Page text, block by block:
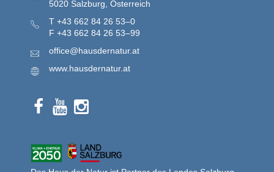
5020 Salzburg, Österreich
T +43 662 84 26 53–0
F +43 662 84 26 53–99
office@hausdernatur.at
www.hausdernatur.at